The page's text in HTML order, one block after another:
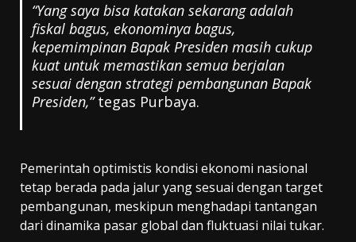
“Yang saya bisa katakan sekarang adalah
fiskal bagus, ekonominya bagus,
kepemimpinan Bapak Presiden masih cukup
kuat untuk memastikan semua berjalan
sesuai dengan strategi pembangunan Bapak
Presiden,”tegas Purbaya.
Pemerintah optimistis kondisi ekonomi nasional
tetap berada pada jalur yang sesuai dengan target
pembangunan, meskipun menghadapi tantangan
dari dinamika pasar global dan fluktuasi nilai tukar.